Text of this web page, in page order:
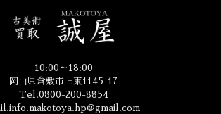
10:00～18:00
岡山県倉敷市上東1145-17
Tel.0800-200-8854